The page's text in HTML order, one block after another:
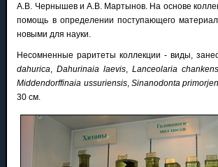
А.В. Чернышев и А.В. Мартынов. На основе
помощь в определении поступающего
новыми для науки.
Несомненные раритеты коллекции - виды,
dahurica,Dahurinaia laevis,Lanceolaria
Middendorffinaia ussuriensis, Sinanodonta
30 см.